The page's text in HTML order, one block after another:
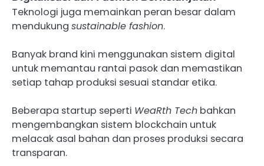
Teknologi juga memainkan peran besar dalam
mendukung sustainable fashion.
Banyak brand kini menggunakan sistem digital
untuk memantau rantai pasok dan memastikan
setiap tahap produksi sesuai standar etika.
Beberapa startup seperti WeaRth Tech bahkan
mengembangkan sistem blockchain untuk
melacak asal bahan dan proses produksi secara
transparan.